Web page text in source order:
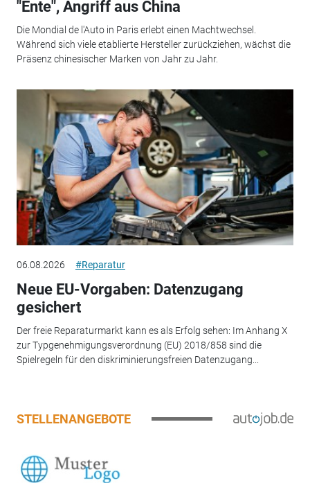
"Ente", Angriff aus China
Die Mondial de l'Auto in Paris erlebt einen Machtwechsel.
Während sich viele etablierte Hersteller zurückziehen, wächst die
Präsenz chinesischer Marken von Jahr zu Jahr.
06.08.2026 #Reparatur
Neue EU-Vorgaben: Datenzugang
gesichert
Der freie Reparaturmarkt kann es als Erfolg sehen: Im Anhang X
zur Typgenehmigungsverordnung (EU) 2018/858 sind die
Spielregeln für den diskriminierungsfreien Datenzugang...
STELLENANGEBOTE